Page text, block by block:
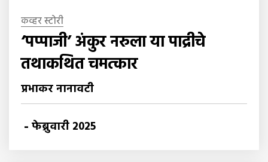
कव्हर स्टोरी
‘पप्पाजी’ अंकुर नरुला या पाद्रीचे
तथाकथित चमत्कार
प्रभाकर नानावटी
- फेब्रुवारी 2025